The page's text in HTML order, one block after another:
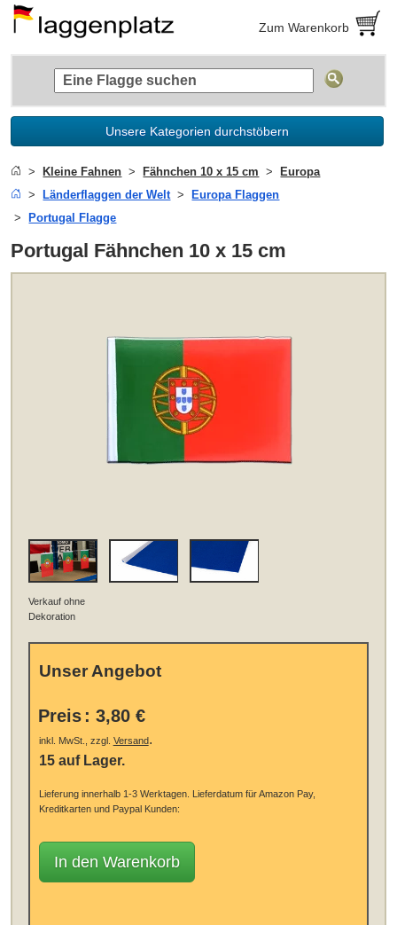
Zum Warenkorb
Unsere Kategorien durchstöbern
Kleine Fahnen Fähnchen 10 x 15 cm
Europa
Länderflaggen der Welt
Europa Flaggen
Portugal Flagge
Portugal Fähnchen 10 x 15 cm
Verkauf ohne
Dekoration
Unser Angebot
Preis : 3,80 €
inkl. MwSt., zzgl. Versand.
15 auf Lager.
Lieferung innerhalb 1-3 Werktagen. Lieferdatum für Amazon Pay,
Kreditkarten und Paypal Kunden:
In den Warenkorb